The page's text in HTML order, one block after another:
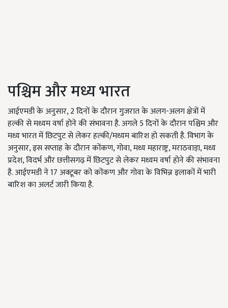
पश्चिम और मध्य भारत
आईएमडी के अनुसार, 2 दिनों के दौरान गुजरात के अलग-अलग क्षेत्रों में
हल्की से मध्यम वर्षा होने की संभावना है. अगले 5 दिनों के दौरान पश्चिम और
मध्य भारत में छिटपुट से लेकर हल्की/मध्यम बारिश हो सकती है. विभाग के
अनुसार, इस सप्ताह के दौरान कोंकण, गोवा, मध्य महाराष्ट्र, मराठवाड़ा, मध्य
प्रदेश, विदर्भ और छत्तीसगढ़ में छिटपुट से लेकर मध्यम वर्षा होने की संभावना
है. आईएमडी ने 17 अक्टूबर को कोंकण और गोवा के विभिन्न इलाकों में भारी
बारिश का अलर्ट जारी किया है.